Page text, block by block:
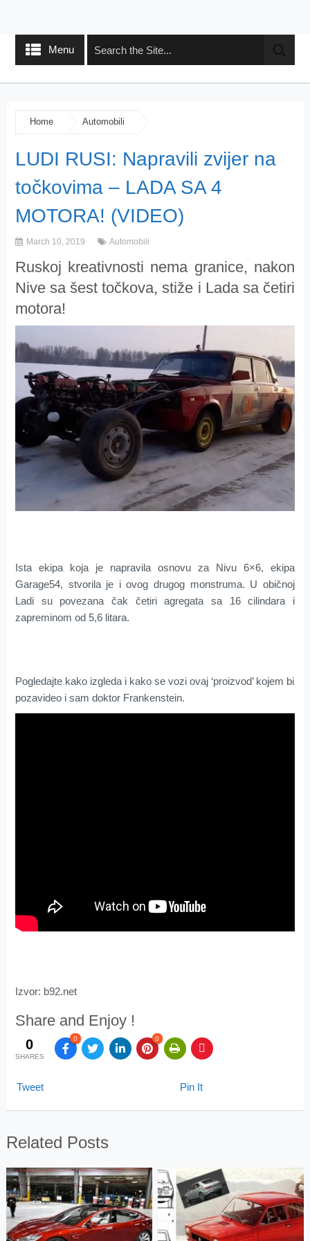
Menu
Home Automobili
LUDI RUSI: Napravili zvijer na
točkovima – LADA SA 4
MOTORA! (VIDEO)
March 10, 2019 Automobili
Ruskoj kreativnosti nema granice, nakon
Nive sa šest točkova, stiže i Lada sa četiri
motora!
Ista ekipa koja je napravila osnovu za Nivu 6×6, ekipa
Garage54, stvorila je i ovog drugog monstruma. U običnoj
Ladi su povezana čak četiri agregata sa 16 cilindara i
zapreminom od 5,6 litara.
Pogledajte kako izgleda i kako se vozi ovaj ‘proizvod’ kojem bi
pozavideo i sam doktor Frankenstein.
Izvor: b92.net
Share and Enjoy !
0
SHARES
0 0
Tweet Pin It
Related Posts